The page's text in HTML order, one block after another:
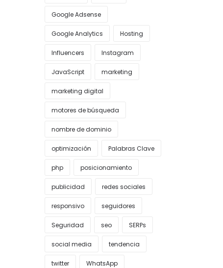
Google Adsense
Google Analytics Hosting
Influencers Instagram
JavaScript marketing
marketing digital
motores de búsqueda
nombre de dominio
optimización Palabras Clave
php posicionamiento
publicidad redes sociales
responsivo seguidores
Seguridad seo SERPs
social media tendencia
twitter WhatsApp